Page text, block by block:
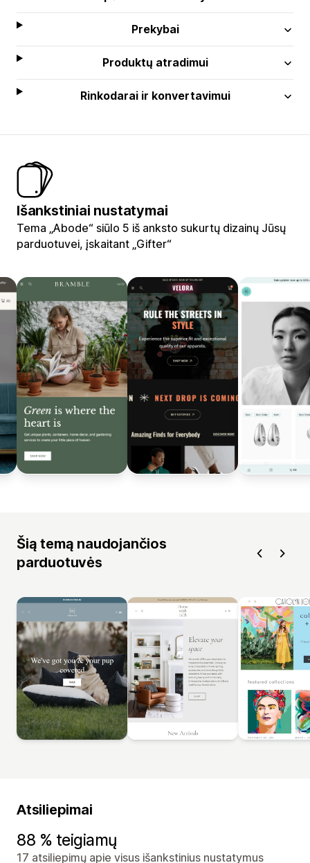
Prekybai
Produktų atradimui
Rinkodarai ir konvertavimui
Išankstiniai nustatymai
Tema „Abode“ siūlo 5 iš anksto sukurtų dizainų Jūsų
parduotuvei, įskaitant „Gifter“
Šią temą naudojančios
parduotuvės
Atsiliepimai
88 % teigiamų
17 atsiliepimų apie visus išankstinius nustatymus